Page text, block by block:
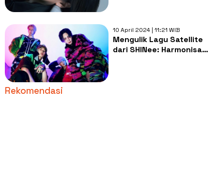
10 April 2024 | 11:21 WIB
Mengulik Lagu Satellite
dari SHINee: Harmonisasi
Rekomendasi